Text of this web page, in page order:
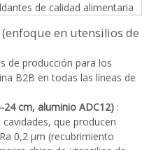
de calidad alimentaria
en utensilios de
de producción para los
B2B en todas las líneas de
cm, aluminio ADC12) :
que producen
0,2 μm (recubrimiento